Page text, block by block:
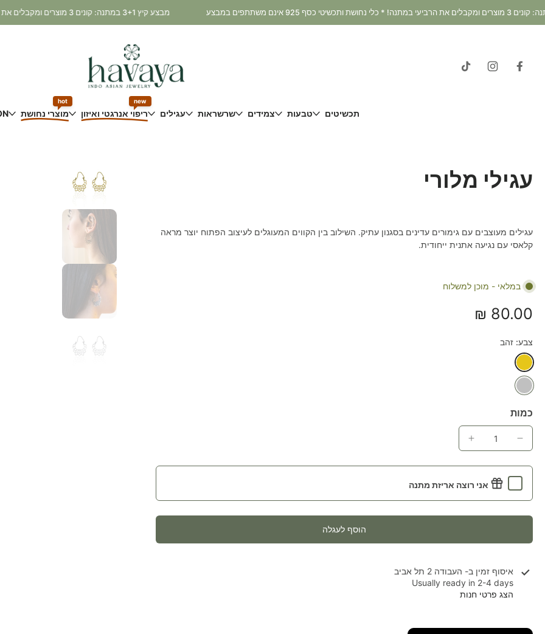
דלג
מבצע קיץ 3+1 במתנה: קונים 3 מוצרים ומקבלים את הרביעי במתנה! * כלי נחושת ותכשיטי כסף 925 אינם משתתפים במבצע
תכשיטים טבעות צמידים שרשראות עגילים ריפוי אנרגטי ואיזון
new
מוצרי נחושת
hot
עגילי מלורי
עגילים מעוצבים עם גימורים עדינים בסגנון עתיק. השילוב בין הקווים המעוגלים לעיצוב הפתוח יוצר מראה
קלאסי עם נגיעה אתנית ייחודית.
במלאי - מוכן למשלוח
80.00 ₪
צבע: זהב
כמות
אני רוצה אריזת מתנה
הוסף לעגלה
איסוף זמין ב- העבודה 2 תל אביב
Usually ready in 2-4 days
הצג פרטי חנות